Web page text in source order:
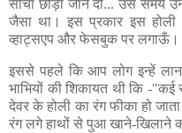
सोचा छोड़ो जाने दो... उस समय
जैसा था। इस प्रकार इस होली
व्हाट्सएप और फेसबुक पर लगाऊँ।
इससे पहले कि आप लोग इन्हें
भाभियों की शिकायत थी कि -
देवर के होली का रंग फीका हो
रंग लगे हाथों से पुआ खाने-खिलाने